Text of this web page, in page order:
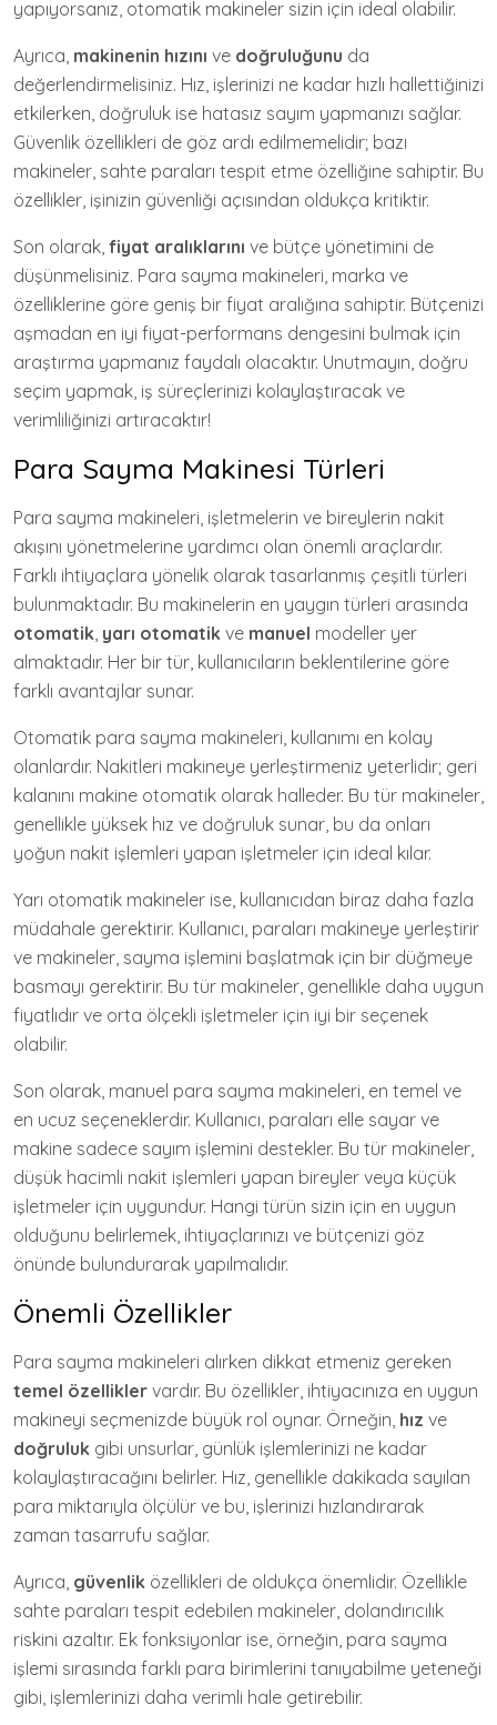
yapıyorsanız, otomatik makineler sizin için ideal olabilir.
Ayrıca, makinenin hızını ve doğruluğunu da
değerlendirmelisiniz. Hız, işlerinizi ne kadar hızlı hallettiğinizi
etkilerken, doğruluk ise hatasız sayım yapmanızı sağlar.
Güvenlik özellikleri de göz ardı edilmemelidir; bazı
makineler, sahte paraları tespit etme özelliğine sahiptir. Bu
özellikler, işinizin güvenliği açısından oldukça kritiktir.
Son olarak, fiyat aralıklarını ve bütçe yönetimini de
düşünmelisiniz. Para sayma makineleri, marka ve
özelliklerine göre geniş bir fiyat aralığına sahiptir. Bütçenizi
aşmadan en iyi fiyat-performans dengesini bulmak için
araştırma yapmanız faydalı olacaktır. Unutmayın, doğru
seçim yapmak, iş süreçlerinizi kolaylaştıracak ve
verimliliğinizi artıracaktır!
Para Sayma Makinesi Türleri
Para sayma makineleri, işletmelerin ve bireylerin nakit
akışını yönetmelerine yardımcı olan önemli araçlardır.
Farklı ihtiyaçlara yönelik olarak tasarlanmış çeşitli türleri
bulunmaktadır. Bu makinelerin en yaygın türleri arasında
otomatik, yarı otomatik ve manuel modeller yer
almaktadır. Her bir tür, kullanıcıların beklentilerine göre
farklı avantajlar sunar.
Otomatik para sayma makineleri, kullanımı en kolay
olanlardır. Nakitleri makineye yerleştirmeniz yeterlidir; geri
kalanını makine otomatik olarak halleder. Bu tür makineler,
genellikle yüksek hız ve doğruluk sunar, bu da onları
yoğun nakit işlemleri yapan işletmeler için ideal kılar.
Yarı otomatik makineler ise, kullanıcıdan biraz daha fazla
müdahale gerektirir. Kullanıcı, paraları makineye yerleştirir
ve makineler, sayma işlemini başlatmak için bir düğmeye
basmayı gerektirir. Bu tür makineler, genellikle daha uygun
fiyatlıdır ve orta ölçekli işletmeler için iyi bir seçenek
olabilir.
Son olarak, manuel para sayma makineleri, en temel ve
en ucuz seçeneklerdir. Kullanıcı, paraları elle sayar ve
makine sadece sayım işlemini destekler. Bu tür makineler,
düşük hacimli nakit işlemleri yapan bireyler veya küçük
işletmeler için uygundur. Hangi türün sizin için en uygun
olduğunu belirlemek, ihtiyaçlarınızı ve bütçenizi göz
önünde bulundurarak yapılmalıdır.
Önemli Özellikler
Para sayma makineleri alırken dikkat etmeniz gereken
temel özellikler vardır. Bu özellikler, ihtiyacınıza en uygun
makineyi seçmenizde büyük rol oynar. Örneğin, hız ve
doğruluk gibi unsurlar, günlük işlemlerinizi ne kadar
kolaylaştıracağını belirler. Hız, genellikle dakikada sayılan
para miktarıyla ölçülür ve bu, işlerinizi hızlandırarak
zaman tasarrufu sağlar.
Ayrıca, güvenlik özellikleri de oldukça önemlidir. Özellikle
sahte paraları tespit edebilen makineler, dolandırıcılık
riskini azaltır. Ek fonksiyonlar ise, örneğin, para sayma
işlemi sırasında farklı para birimlerini tanıyabilme yeteneği
gibi, işlemlerinizi daha verimli hale getirebilir.